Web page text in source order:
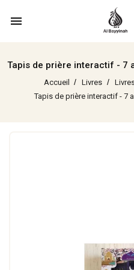
menu
Tapis de prière interactif - 7
Accueil Livres
Tapis de prière interactif - 7